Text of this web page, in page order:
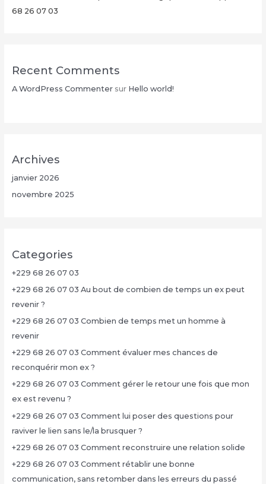
68 26 07 03
Recent Comments
A WordPress Commentersur Hello world!
Archives
janvier 2026
novembre 2025
Categories
+229 68 26 07 03
+229 68 26 07 03 Au bout de combien de temps un ex peut
revenir ?
+229 68 26 07 03 Combien de temps met un homme à
revenir
+229 68 26 07 03 Comment évaluer mes chances de
reconquérir mon ex ?
+229 68 26 07 03 Comment gérer le retour une fois que mon
ex est revenu ?
+229 68 26 07 03 Comment lui poser des questions pour
raviver le lien sans le/la brusquer ?
+229 68 26 07 03 Comment reconstruire une relation solide
+229 68 26 07 03 Comment rétablir une bonne
communication, sans retomber dans les erreurs du passé